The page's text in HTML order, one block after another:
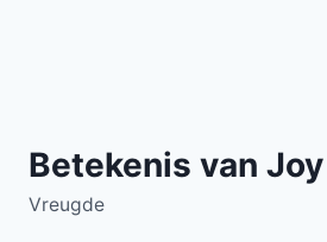
Betekenis van Joy
Vreugde